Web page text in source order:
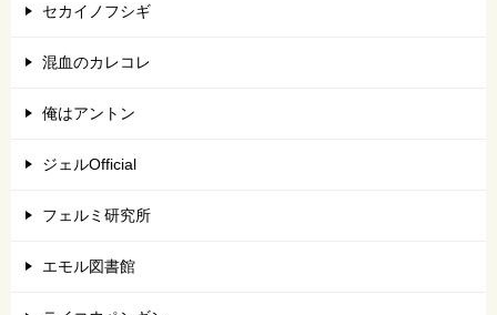
セカイノフシギ
混血のカレコレ
俺はアントン
ジェルOfficial
フェルミ研究所
エモル図書館